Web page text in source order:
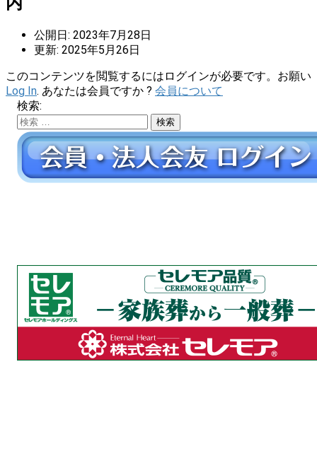
公開日: 2023年7月28日
更新: 2025年5月26日
このコンテンツを閲覧するにはログインが必要です。お願い
Log In. あなたは会員ですか ? 会員について
検索: